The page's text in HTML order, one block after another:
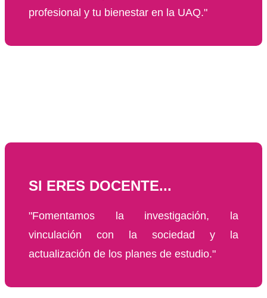
profesional y tu bienestar en la UAQ."
SI ERES DOCENTE...
"Fomentamos la investigación, la
vinculación con la sociedad y la
actualización de los planes de estudio."